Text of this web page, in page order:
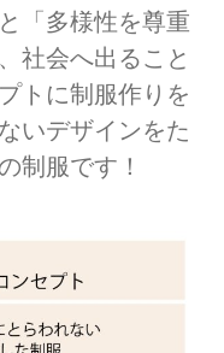
「多様性を尊重
社会へ出ること
トに制服作りを
いデザインをた
制服です！